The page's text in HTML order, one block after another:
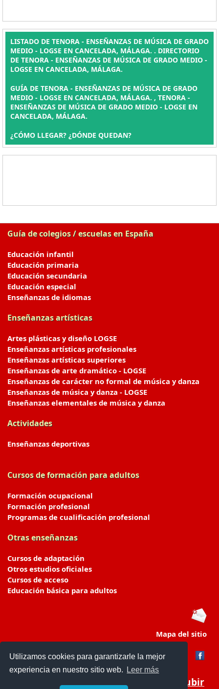
Utilizamos cookies para garantizarle la mejor
experiencia en nuestro sitio web.
Leer más
LISTADO DE TENORA - ENSEÑANZAS DE MÚSICA DE GRADO
MEDIO - LOGSE EN CANCELADA, MÁLAGA. . DIRECTORIO
DE TENORA - ENSEÑANZAS DE MÚSICA DE GRADO MEDIO -
LOGSE EN CANCELADA, MÁLAGA.
GUÍA DE TENORA - ENSEÑANZAS DE MÚSICA DE GRADO
MEDIO - LOGSE EN CANCELADA, MÁLAGA. , TENORA -
ENSEÑANZAS DE MÚSICA DE GRADO MEDIO - LOGSE EN
CANCELADA, MÁLAGA.
¿CÓMO LLEGAR? ¿DÓNDE QUEDAN?
Guía de colegios / escuelas en España
Educación infantil
Educación primaria
Educación secundaria
Educación especial
Enseñanzas de idiomas
Enseñanzas artísticas
Artes plásticas y diseño LOGSE
Enseñanzas artísticas profesionales
Enseñanzas artísticas superiores
Enseñanzas de arte dramático - LOGSE
Enseñanzas de carácter no formal de música y danza
Enseñanzas de música y danza - LOGSE
Enseñanzas elementales de música y danza
Actividades
Enseñanzas deportivas
Cursos de formación para adultos
Formación ocupacional
Formación profesional
Programas de cualificación profesional
Otras enseñanzas
Cursos de adaptación
Otros estudios oficiales
Cursos de acceso
Educación básica para adultos
Mapa del sitio
Subir